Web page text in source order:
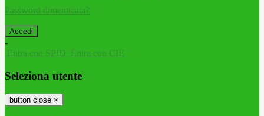
Password dimenticata?
-
Entra con SPID Entra con CIE
Seleziona utente
button close ×